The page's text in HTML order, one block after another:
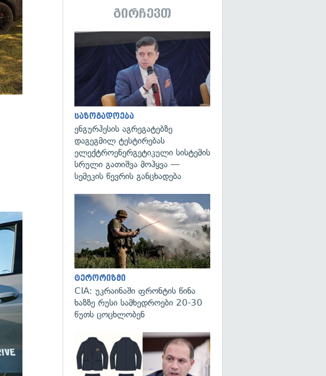
გირჩევთ
საზოგადოება
ენგურჰესის აგრეგატებზე
დაგეგმილ ტესტირებას
ელექტროენერგეტიკული სისტემის
სრული გათიშვა მოჰყვა —
სემეკის წევრის განცხადება
ტერორიზმი
CIA: უკრაინაში ფრონტის წინა
ხაზზე რუსი სამხედროები 20-30
წუთს ცოცხლობენ